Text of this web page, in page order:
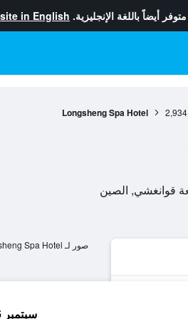
متوفر أيضاً باللغة الإنجليزية. in English
2,934
Longsheng Spa Hotel
صور لـ Longsheng Spa Hotel
سبتمبر 2026